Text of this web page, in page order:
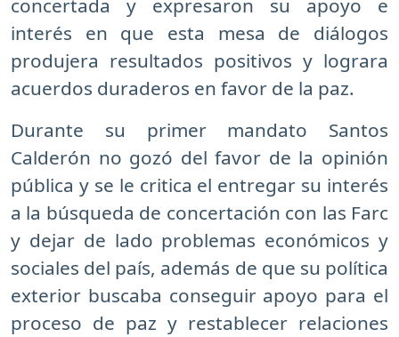
concertada y expresaron su apoyo e
interés en que esta mesa de diálogos
produjera resultados positivos y lograra
acuerdos duraderos en favor de la paz.
Durante su primer mandato Santos
Calderón no gozó del favor de la opinión
pública y se le critica el entregar su interés
a la búsqueda de concertación con las Farc
y dejar de lado problemas económicos y
sociales del país, además de que su política
exterior buscaba conseguir apoyo para el
proceso de paz y restablecer relaciones